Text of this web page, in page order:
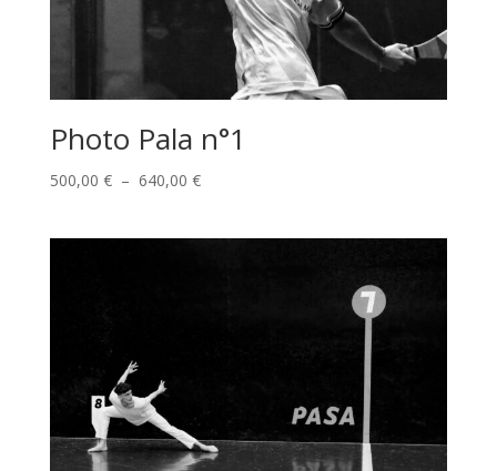
Photo Pala n°1
500,00 € – 640,00 €Plage